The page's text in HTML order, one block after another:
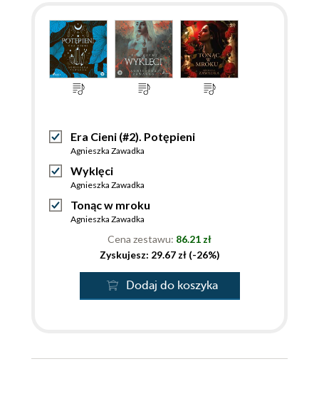
Era Cieni (#2). Potępieni
Agnieszka Zawadka
Wyklęci
Agnieszka Zawadka
Tonąc w mroku
Agnieszka Zawadka
Cena zestawu: 86.21 zł
Zyskujesz: 29.67 zł (-26%)
Dodaj do koszyka